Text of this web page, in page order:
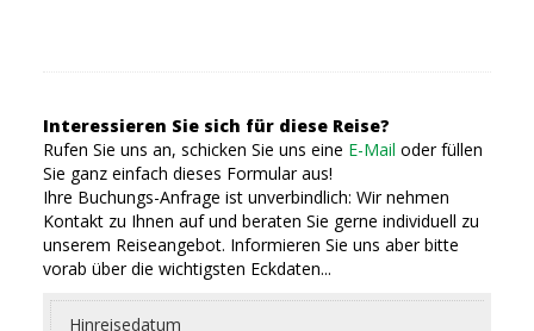
Interessieren Sie sich für diese Reise?
Rufen Sie uns an, schicken Sie uns eine E-Mail oder füllen
Sie ganz einfach dieses Formular aus!
Ihre Buchungs-Anfrage ist unverbindlich: Wir nehmen
Kontakt zu Ihnen auf und beraten Sie gerne individuell zu
unserem Reiseangebot. Informieren Sie uns aber bitte
vorab über die wichtigsten Eckdaten...